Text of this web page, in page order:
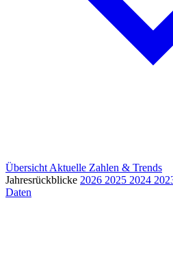
Übersicht Aktuelle Zahlen & Trends
Jahresrückblicke 2026 2025 2024
Daten